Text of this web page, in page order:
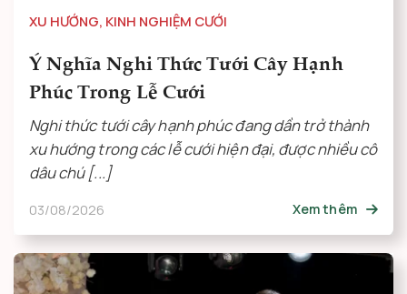
XU HƯỚNG, KINH NGHIỆM CƯỚI
Ý Nghĩa Nghi Thức Tưới Cây Hạnh
Phúc Trong Lễ Cưới
Nghi thức tưới cây hạnh phúc đang dần trở thành
xu hướng trong các lễ cưới hiện đại, được nhiều cô
dâu chú [...]
03/08/2026 Xem thêm